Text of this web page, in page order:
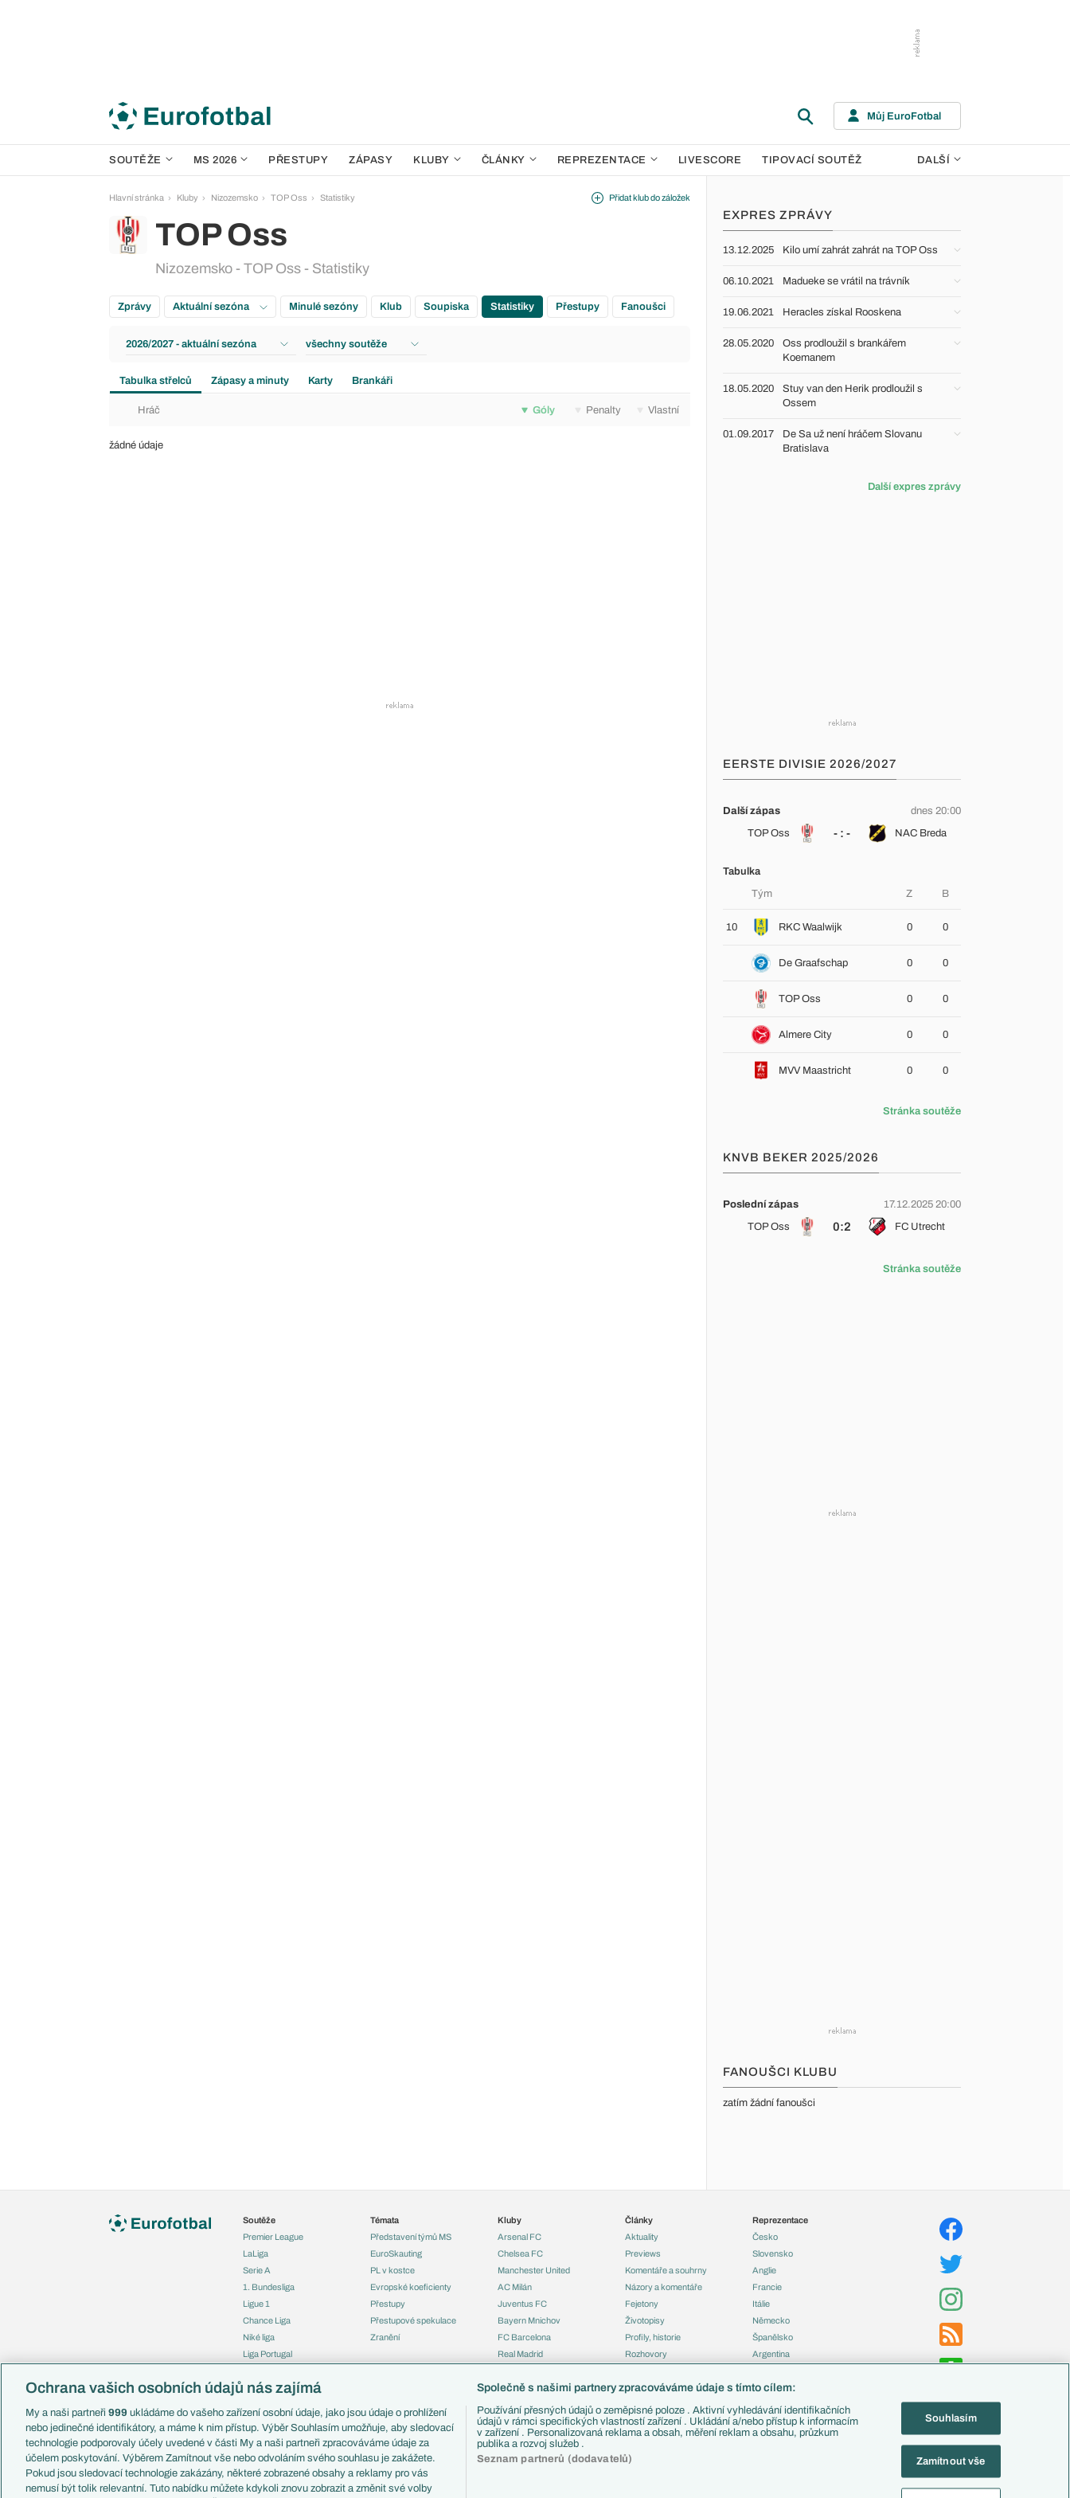
Můj EuroFotbal
SOUTĚŽE MS 2026 PŘESTUPY ZÁPASY KLUBY ČLÁNKY REPREZENTACE LIVESCORE TIPOVACÍ SOUTĚŽ DALŠÍ
Hlavní stránka Kluby Nizozemsko TOP Oss Statistiky
TOP Oss
Nizozemsko - TOP Oss - Statistiky
Přidat klub do záložek
Zprávy Aktuální sezóna Minulé sezóny Klub Soupiska Statistiky Přestupy Fanoušci
2026/2027 - aktuální sezóna všechny soutěže
Tabulka střelců Zápasy a minuty Karty Brankáři
Hráč Góly Penalty Vlastní
žádné údaje
EXPRES ZPRÁVY
13.12.2025 Kilo umí zahrát zahrát na TOP Oss
06.10.2021 Madueke se vrátil na trávník
19.06.2021 Heracles získal Rooskena
28.05.2020
Oss prodloužil s brankářem
Koemanem
18.05.2020
Stuy van den Herik prodloužil s
Ossem
01.09.2017
De Sa už není hráčem Slovanu
Bratislava
Další expres zprávy
EERSTE DIVISIE 2026/2027
Další zápas
dnes 20:00
TOP Oss
- : - NAC Breda
Tabulka
Tým
Z B
10 RKC Waalwijk 0 0
De Graafschap 0 0
TOP Oss 0 0
Almere City 0 0
MVV Maastricht 0 0
Stránka soutěže
KNVB BEKER 2025/2026
Poslední zápas
17.12.2025 20:00
TOP Oss
0:2 FC Utrecht
Stránka soutěže
FANOUŠCI KLUBU
zatím žádní fanoušci
Soutěže
Premier League
LaLiga
Serie A
1. Bundesliga
Ligue 1
Chance Liga
Niké liga
Liga Portugal
Liga mistrů
Mistrovství světa
Liga národů
Témata
Představení týmů MS
EuroSkauting
PL v kostce
Evropské koeficienty
Přestupy
Přestupové spekulace
Zranění
Kluby
Arsenal FC
Chelsea FC
Manchester United
AC Milán
Juventus FC
Bayern Mnichov
FC Barcelona
Real Madrid
Články
Aktuality
Previews
Komentáře a souhrny
Názory a komentáře
Fejetony
Životopisy
Profily, historie
Rozhovory
Reprezentace
Česko
Slovensko
Anglie
Francie
Itálie
Německo
Španělsko
Argentina
Zápasy
Livescore
Ochrana vašich osobních údajů nás zajímá
My a naši partneři 999 ukládáme do vašeho zařízení osobní údaje, jako jsou údaje o prohlížení
nebo jedinečné identifikátory, a máme k nim přístup. Výběr Souhlasím umožňuje, aby sledovací
technologie podporovaly účely uvedené v části My a naši partneři zpracováváme údaje za
účelem poskytování. Výběrem Zamítnout vše nebo odvoláním svého souhlasu je zakážete.
Pokud jsou sledovací technologie zakázány, některé zobrazené obsahy a reklamy pro vás
nemusí být tolik relevantní. Tuto nabídku můžete kdykoli znovu zobrazit a změnit své volby
Společně s našimi partnery zpracováváme údaje s tímto cílem:
Používání přesných údajů o zeměpisné poloze . Aktivní vyhledávání identifikačních
údajů v rámci specifických vlastností zařízení . Ukládání a/nebo přístup k informacím
v zařízení . Personalizovaná reklama a obsah, měření reklam a obsahu, průzkum
publika a rozvoj služeb .
Seznam partnerů (dodavatelů)
Souhlasím
Zamítnout vše